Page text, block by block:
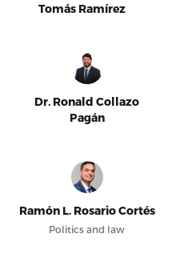
Tomás Ramírez
Dr. Ronald Collazo
Pagán
Ramón L. Rosario Cortés
Politics and law